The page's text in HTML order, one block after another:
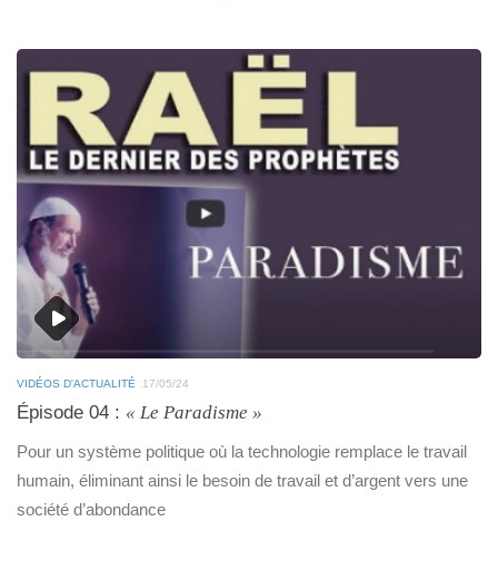
VIDÉOS D'ACTUALITÉ 17/05/24
Épisode 04 : « Le Paradisme »
Pour un système politique où la technologie remplace le travail
humain, éliminant ainsi le besoin de travail et d’argent vers une
société d’abondance